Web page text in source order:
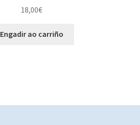
18,00€
Engadir ao carriño